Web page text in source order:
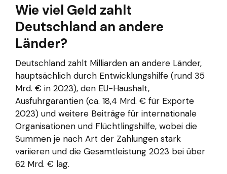
Wie viel Geld zahlt
Deutschland an andere
Länder?
Deutschland zahlt Milliarden an andere Länder,
hauptsächlich durch Entwicklungshilfe (rund 35
Mrd. € in 2023), den EU-Haushalt,
Ausfuhrgarantien (ca. 18,4 Mrd. € für Exporte
2023) und weitere Beiträge für internationale
Organisationen und Flüchtlingshilfe, wobei die
Summen je nach Art der Zahlungen stark
variieren und die Gesamtleistung 2023 bei über
62 Mrd. € lag.